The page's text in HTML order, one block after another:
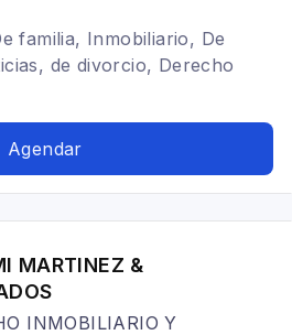
familia, Inmobiliario, De
de divorcio, Derecho
Agendar
MARTINEZ &
INMOBILIARIO Y